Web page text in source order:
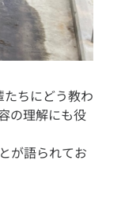
ちにどう教わ
の理解にも役
が語られてお